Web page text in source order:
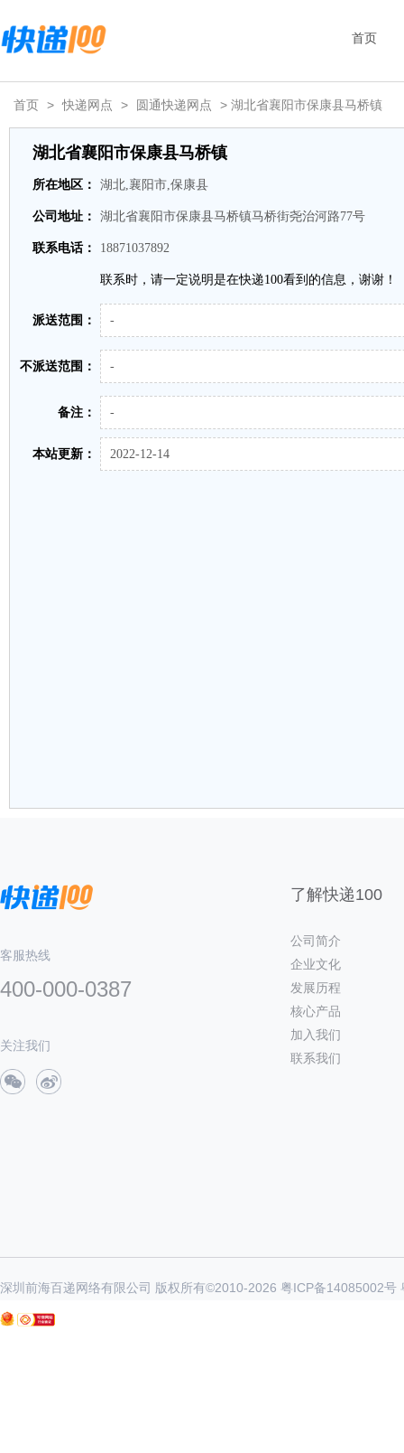
首页
首页 > 快递网点 > 圆通快递网点 > 湖北省襄阳市保康县马桥镇
湖北省襄阳市保康县马桥镇
所在地区： 湖北,襄阳市,保康县
公司地址： 湖北省襄阳市保康县马桥镇马桥街尧治河路77号
联系电话： 18871037892
联系时，请一定说明是在快递100看到的信息，谢谢！
派送范围： -
不派送范围： -
备注： -
本站更新： 2022-12-14
客服热线
400-000-0387
关注我们
了解快递100
公司简介
企业文化
发展历程
核心产品
加入我们
联系我们
深圳前海百递网络有限公司 版权所有©2010-2026 粤ICP备14085002号